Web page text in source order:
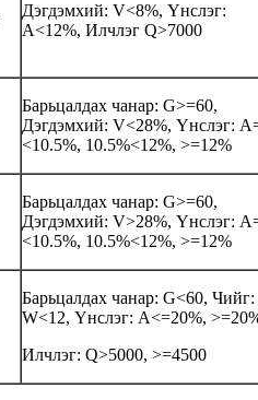
Дэгдэмхий: V<8%, Үнслэг:
A<12%, Илчлэг Q>7000
Барьцалдах чанар: G>=60,
Дэгдэмхий: V<28%, Үнслэг:
<10.5%, 10.5%<12%, >=12%
Барьцалдах чанар: G>=60,
Дэгдэмхий: V>28%, Үнслэг:
<10.5%, 10.5%<12%, >=12%
Барьцалдах чанар: G<60, Чийг:
W<12, Үнслэг: A<=20%,
Илчлэг: Q>5000, >=4500